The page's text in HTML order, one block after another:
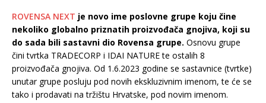
ROVENSA NEXT je novo ime poslovne grupe koju čine
nekoliko globalno priznatih proizvođača gnojiva, koji su
do sada bili sastavni dio Rovensa grupe. Osnovu grupe
čini tvrtka TRADECORP i IDAI NATURE te ostalih 8
proizvođača gnojiva. Od 1.6.2023 godine se sastavnice (tvrtke)
unutar grupe posluju pod novih ekskluzivnim imenom, te će se
tako i prodavati na tržištu Hrvatske, pod novim imenom.